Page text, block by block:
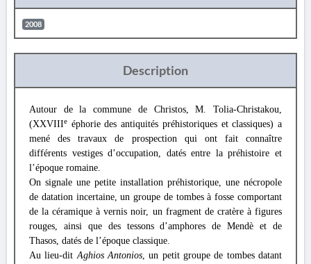
2008
Description
Autour de la commune de Christos, M. Tolia-Christakou,
(XXVIIIe éphorie des antiquités préhistoriques et classiques) a
mené des travaux de prospection qui ont fait connaître
différents vestiges d’occupation, datés entre la préhistoire et
l’époque romaine.
On signale une petite installation préhistorique, une nécropole
de datation incertaine, un groupe de tombes à fosse comportant
de la céramique à vernis noir, un fragment de cratère à figures
rouges, ainsi que des tessons d’amphores de Mendè et de
Thasos, datés de l’époque classique.
Au lieu-ditAghios Antonios, un petit groupe de tombes datant